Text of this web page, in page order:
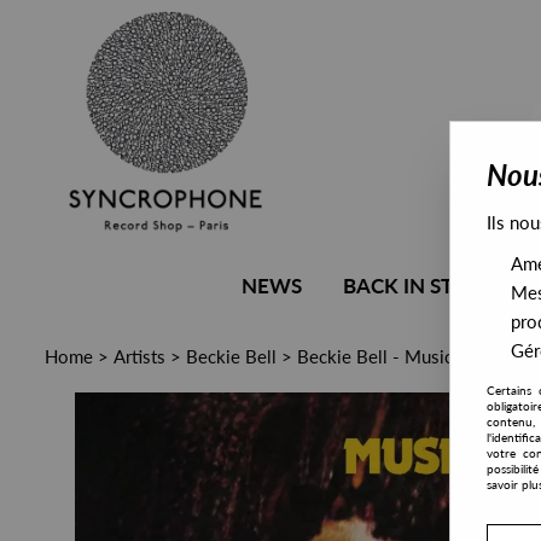
NEWS BACK IN STOCK
Home > Artists > Beckie Bell > Beckie Bell - Music Madness
Ils
Certains
contenu,
votre
savoir